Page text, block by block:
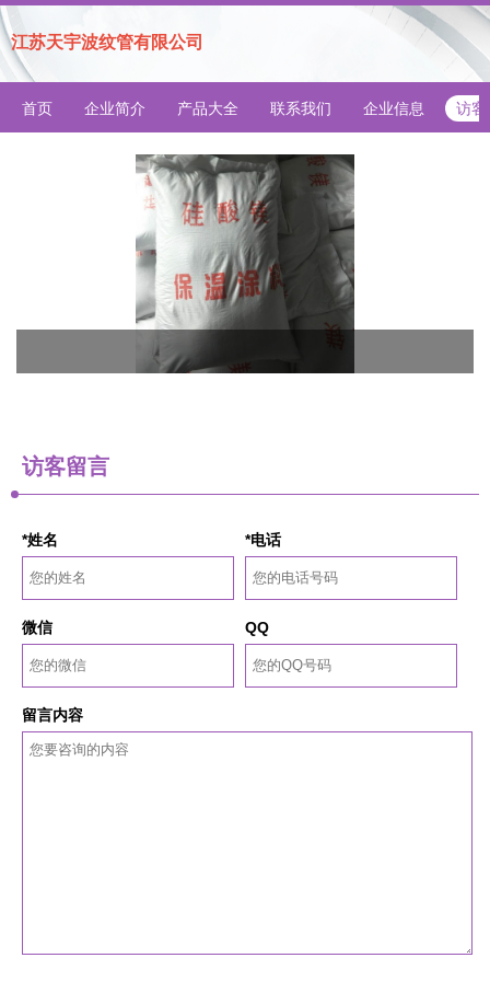
江苏天宇波纹管有限公司
首页 企业简介 产品大全 联系我们 企业信息 访客
访客留言
*姓名 *电话
微信 QQ
留言内容